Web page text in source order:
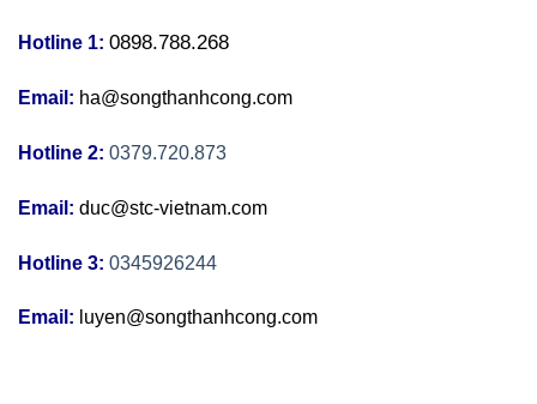
Hotline 1: 0898.788.268
Email: ha@songthanhcong.com
Hotline 2: 0379.720.873
Email: duc@stc-vietnam.com
Hotline 3: 0345926244
Email: luyen@songthanhcong.com